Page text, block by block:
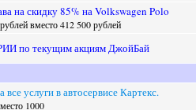
на скидку 85% на Volkswagen Polo
вместо 412 500 рублей
по текущим акциям ДжойБай
все услуги в автосервисе Картекс.
1000